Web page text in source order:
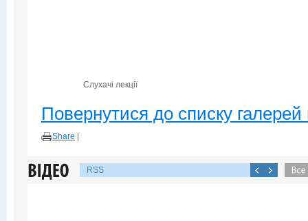
Слухачі лекції
Повернутися до списку галерей
Share
RSS